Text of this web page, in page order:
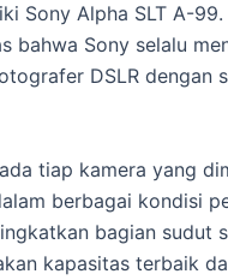
Sony Alpha SLT A-99.
bahwa Sony selalu
DSLR dengan
tiap kamera yang
berbagai kondisi
bagian sudut
kapasitas terbaik